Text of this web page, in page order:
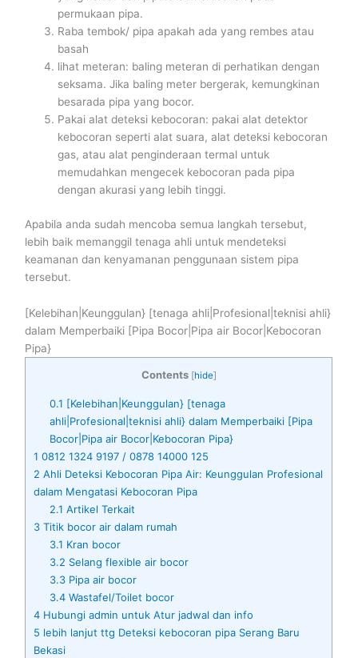
permukaan pipa.
Raba tembok/ pipa apakah ada yang rembes atau
basah
lihat meteran: baling meteran di perhatikan dengan
seksama. Jika baling meter bergerak, kemungkinan
besarada pipa yang bocor.
Pakai alat deteksi kebocoran: pakai alat detektor
kebocoran seperti alat suara, alat deteksi kebocoran
gas, atau alat penginderaan termal untuk
memudahkan mengecek kebocoran pada pipa
dengan akurasi yang lebih tinggi.
Apabila anda sudah mencoba semua langkah tersebut,
lebih baik memanggil tenaga ahli untuk mendeteksi
keamanan dan kenyamanan penggunaan sistem pipa
tersebut.
[Kelebihan|Keunggulan} [tenaga ahli|Profesional|teknisi ahli}
dalam Memperbaiki [Pipa Bocor|Pipa air Bocor|Kebocoran
Pipa}
Contents [hide]
0.1 [Kelebihan|Keunggulan} [tenaga
ahli|Profesional|teknisi ahli} dalam Memperbaiki [Pipa
Bocor|Pipa air Bocor|Kebocoran Pipa}
1 0812 1324 9197 / 0878 14000 125
2 Ahli Deteksi Kebocoran Pipa Air: Keunggulan Profesional
dalam Mengatasi Kebocoran Pipa
2.1 Artikel Terkait
3 Titik bocor air dalam rumah
3.1 Kran bocor
3.2 Selang flexible air bocor
3.3Pipa air bocor
3.4Wastafel/Toilet bocor
4 Hubungi admin untuk Atur jadwal dan info
5 lebih lanjut ttg Deteksi kebocoran pipa Serang Baru
Bekasi